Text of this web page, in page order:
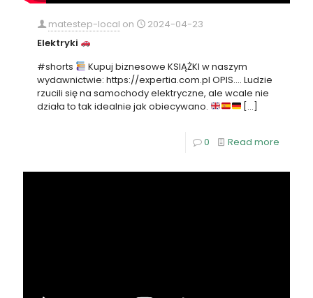
matestep-local on
2024-04-23
Elektryki
#shorts
Kupuj biznesowe KSIĄŻKI w naszym
wydawnictwie: https://expertia.com.pl OPIS…. Ludzie
rzucili się na samochody elektryczne, ale wcale nie
działa to tak idealnie jak obiecywano.
[…]
0 Read more